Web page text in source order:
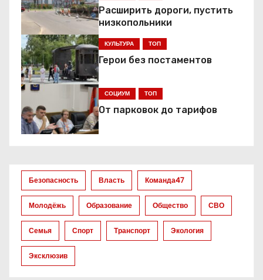
а
ц
и
я
п
о
а
п
Расширить дороги, пустить
низкопольники
КУЛЬТУРА ТОП
Герои без постаментов
СОЦИУМ ТОП
От парковок до тарифов
Безопасность Власть Команда47
Молодёжь Образование Общество СВО
Семья Спорт Транспорт Экология
Эксклюзив